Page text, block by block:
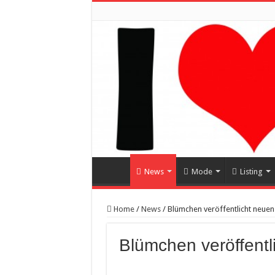
News Mode Listing
Home / News / Blümchen veröffentlicht
Blümchen